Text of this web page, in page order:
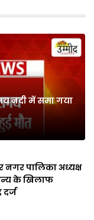
नदी में समा गया
नगर पालिका अध्यक्ष
के खिलाफ